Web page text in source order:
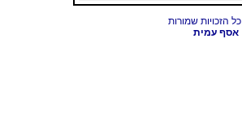
אסף עמית